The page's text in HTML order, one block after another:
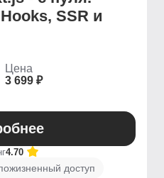
SSR и
Цена
3 699 ₽
4.70
доступ